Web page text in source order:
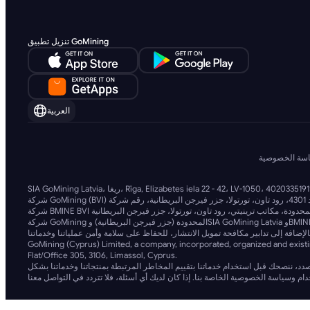
تنزيل تطبيق GoMining
العربية
الخصوصية
شركة GoMining المحدودة (جزر فيرجن البريطانية) وSIA GoMining Latvia وBMINE BVI LIMITED تعملان بتوافق كامل مع جميع القوانين واللوائح المعمول بها، وتلتزمان بقوة بمكافحة غسل الأموال، وتمويل الإرهاب، وتمويل الانتشار. نحن نلتزم بأعلى المعايير،
GoMining (Cyprus) Limited, a company, incorporated, organized and
Flat/Office 305, 3106, Limassol, Cyprus.
ننصحك قبل استخدام خدماتنا بتقييم المخاطر المرتبطة بمنتجاتنا وخدماتنا بشكل